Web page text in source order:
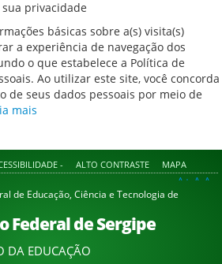
sua privacidade
básicas sobre a(s) visita(s)
a experiência de navegação dos
o que estabelece a Política de
Ao utilizar este site, você concorda
de seus dados pessoais por meio de
mais
- ALTO CONTRASTE MAPA
A+ A A-
de Educação, Ciência e Tecnologia de
Federal de Sergipe
DA EDUCAÇÃO